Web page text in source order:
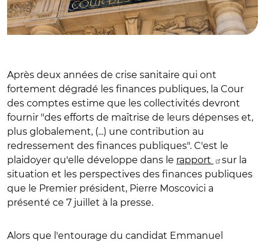
Après deux années de crise sanitaire qui ont
fortement dégradé les finances publiques, la Cour
des comptes estime que les collectivités devront
fournir "des efforts de maîtrise de leurs dépenses et,
plus globalement, (...) une contribution au
redressement des finances publiques". C'est le
plaidoyer qu'elle développe dans le rapport
sur la
situation et les perspectives des finances publiques
que le Premier président, Pierre Moscovici a
présenté ce 7 juillet à la presse.
Alors que l'entourage du candidat Emmanuel